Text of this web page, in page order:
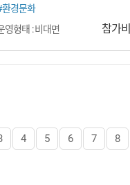
경문화
영형태 : 비대면
참가비
4 5 6 7 8